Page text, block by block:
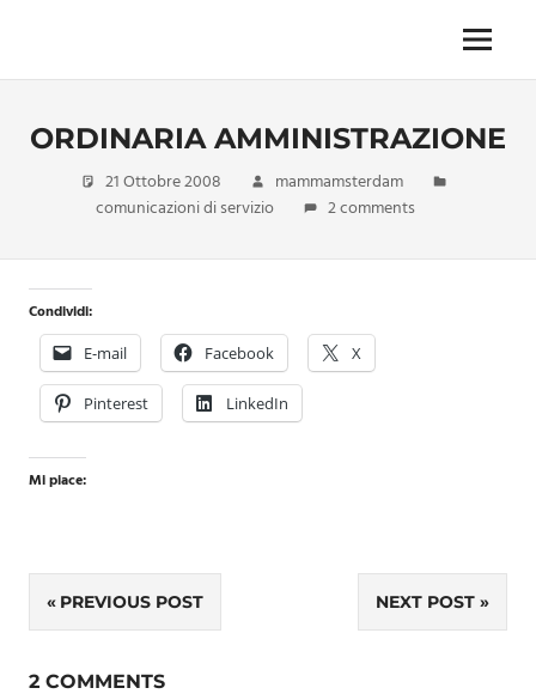
content
imprescindibile,
inevitabile
formato
monodose
nuova
confezione
migliorata
Menu
ORDINARIA AMMINISTRAZIONE
21 Ottobre 2008
mammamsterdam
comunicazioni di servizio
2 comments
Condividi:
E-mail Facebook X
Pinterest LinkedIn
Mi piace:
Navigazione
articoli
PREVIOUS POST NEXT POST
2 COMMENTS